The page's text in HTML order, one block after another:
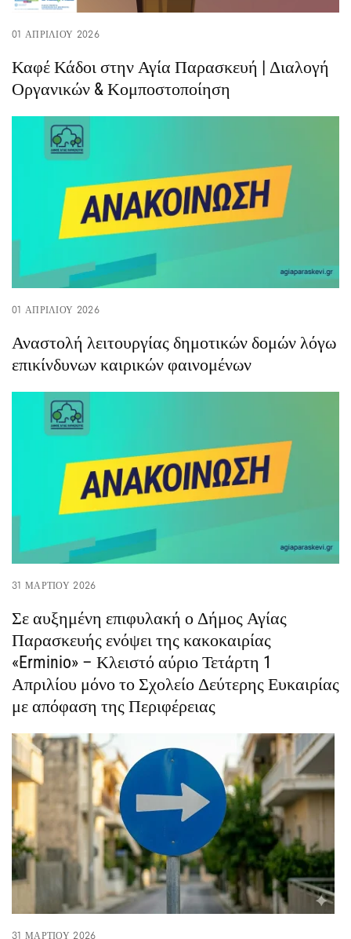
01 ΑΠΡΙΛΊΟΥ 2026
Καφέ Κάδοι στην Αγία Παρασκευή | Διαλογή
Οργανικών & Κομποστοποίηση
01 ΑΠΡΙΛΊΟΥ 2026
Αναστολή λειτουργίας δημοτικών δομών λόγω
επικίνδυνων καιρικών φαινομένων
31 ΜΑΡΤΊΟΥ 2026
Σε αυξημένη επιφυλακή ο Δήμος Αγίας
Παρασκευής ενόψει της κακοκαιρίας
«Erminio» – Κλειστό αύριο Τετάρτη 1
Απριλίου μόνο το Σχολείο Δεύτερης Ευκαιρίας
με απόφαση της Περιφέρειας
31 ΜΑΡΤΊΟΥ 2026